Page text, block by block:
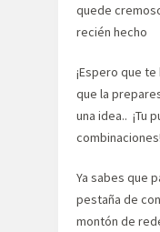
quede
recién hecho
¡Espero que
que la
una idea.. ¡Tu
combinaciones!
Ya sabes que
pestaña de
montón de